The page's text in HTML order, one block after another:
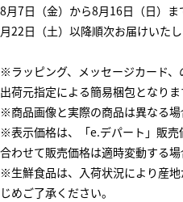
8月7日（金）から8月16日（日）
月22日（土）以降順次お届けいたし
※ラッピング、メッセージカード
出荷元指定による簡易梱包となり
※商品画像と実際の商品は異なる場
※表示価格は、「e.デパート」販売
合わせて販売価格は適時変動する場
※生鮮食品は、入荷状況により産
じめご了承ください。